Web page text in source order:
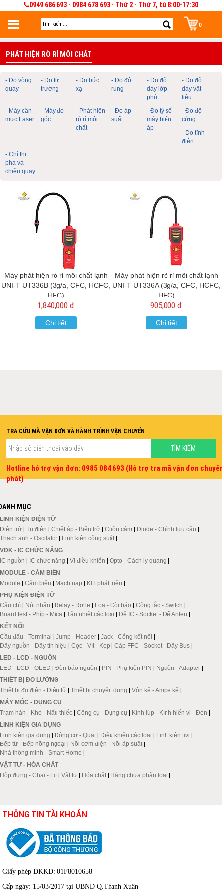
0949 686 693 - 0984 678 693 - Thứ 2 - Thứ 7, từ 8:00-17:30
0
Đăng nhập
Đăng nhập để lưu giỏ hàng 30 ngày. Có thể sửa và quản lý giỏ hàng và đơn
hàng
PHÁT HIỆN RÒ RỈ MÔI CHẤT
- Đo vòng
quay
- Đo từ
trường
- Đo bức
xạ
- Đo độ
rung
- Đo độ
dày lớp
phủ
- Đo độ
dày vật
liệu
- Máy cân
mực Laser
- Máy đo
góc
- Phát hiện
rò rỉ môi
chất
- Đo áp
suất
- Đo tỷ số
máy biến
áp
- Đo độ
cứng
- Do tĩnh
điện
- Chỉ thị
pha và
chiều quay
Máy phát hiện rò rỉ môi chất lạnh
UNI-T UT336B (3g/a, CFC, HCFC,
HFC)
1,840,000 đ
Chi tiết
Máy phát hiện rò rỉ môi chất lạnh
UNI-T UT336A (3g/a, CFC, HCFC,
HFC)
905,000 đ
Chi tiết
TRA CỨU MÃ VẬN ĐƠN VÀ HÀNH TRÌNH VẬN CHUYỂN
Hotline hỗ trợ vận đơn: 0985 084 693 (Hỗ trợ tra mã vận đơn
phát)
MỤC
LINH KIỆN ĐIỆN TỬ
Điện trở | Tụ điện | Chiết áp - Biến trở | Cuộn cảm | Diode - Chỉnh lưu cầu |
Thạch anh - Oscilator | Linh kiện công suất |
VĐK - IC CHỨC NĂNG
IC nguồn | IC chức năng | Vi điều khiển | Opto - Cách ly quang |
MODULE - CẢM BIẾN
Module | Cảm biến | Mạch nạp | KIT phát triển |
PHỤ KIỆN ĐIỆN TỬ
Cầu chì | Nút nhấn | Relay - Rơ le | Loa - Còi báo | Công tắc - Switch |
Board test - Phíp - Mica | Tản nhiệt các loại | Đế IC - Socket - Đế Anten |
KẾT NỐI
Cầu đấu - Terminal | Jump - Header | Jack - Cổng kết nối |
Dây nguồn - Dây tín hiệu | Cọc - Vít - Kẹp | Cáp FFC - Socket - Dây Bus |
LED - LCD - NGUỒN
LED - LCD - OLED | Đèn báo nguồn | PIN - Phụ kiện PIN | Nguồn - Adapter |
THIẾT BỊ ĐO LƯỜNG
Thiết bị đo điện - Điện tử | Thiết bị chuyên dụng | Vôn kế - Ampe kế |
MÁY MÓC - DỤNG CỤ
Trạm hàn - Khò - Nấu thiếc | Công cụ - Dụng cụ | Kính lúp - Kính hiển vi - Đèn |
LINH KIỆN GIA DỤNG
Linh kiện gia dụng | Động cơ - Quạt | Điều khiển các loại | Linh kiện tivi |
Bếp từ - Bếp hồng ngoại | Nồi cơm điện - Nồi áp suất |
Nhà thông minh - Smart Home |
VẬT TƯ - HÓA CHẤT
Hộp đựng - Chai - Lọ | Vật tư | Hóa chất | Hàng chưa phân loại |
THÔNG TIN TÀI KHOẢN
Giấy phép ĐKKD: 01F8010658
Cấp ngày: 15/03/2017 tại UBND Q.Thanh Xuân